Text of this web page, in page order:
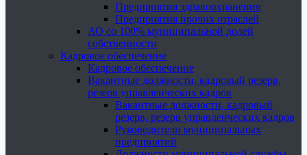
Предприятия здравоохранения
Предприятия прочих отраслей
АО со 100% муниципальной долей
собственности
Кадровое обеспечение
Кадровое обеспечение
Вакантные должности, кадровый резерв,
резерв управленческих кадров
Вакантные должности, кадровый
резерв, резерв управленческих кадров
Руководители муниципальных
предприятий